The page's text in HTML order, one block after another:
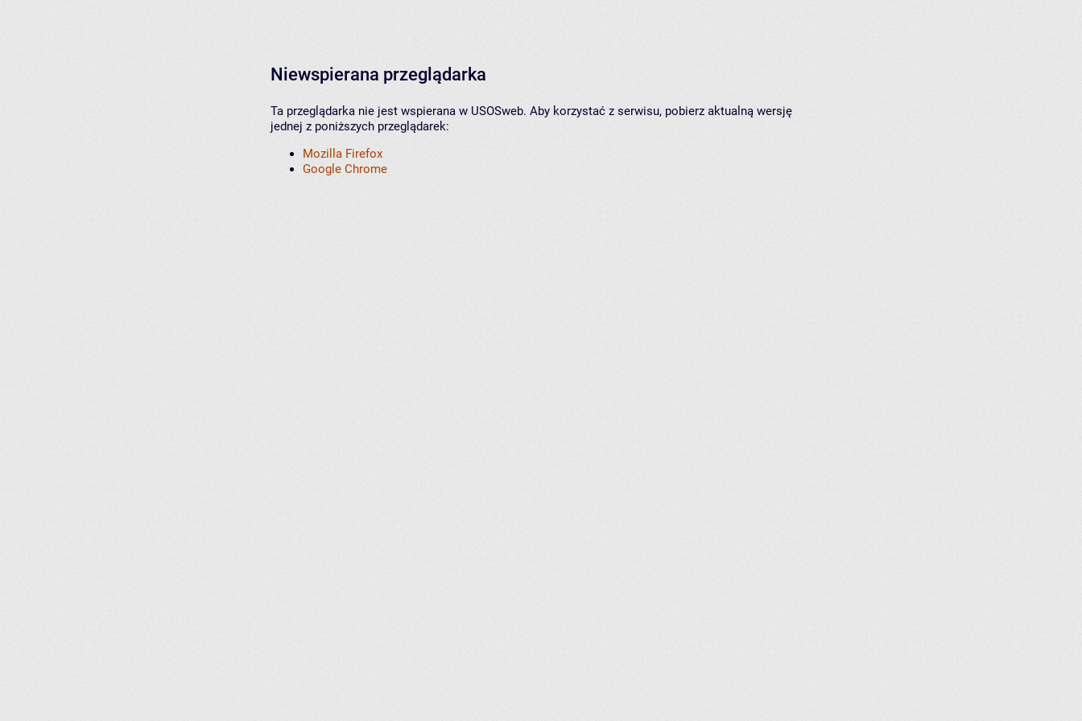
Niewspierana przeglądarka
Ta przeglądarka nie jest wspierana w USOSweb. Aby korzystać z serwisu, pobierz aktualną wersję
jednej z poniższych przeglądarek:
Mozilla Firefox
Google Chrome